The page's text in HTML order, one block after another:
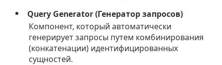
Query Generator (Генератор запросов)
Компонент, который автоматически
генерирует запросы путем комбинирования
(конкатенации) идентифицированных
сущностей.